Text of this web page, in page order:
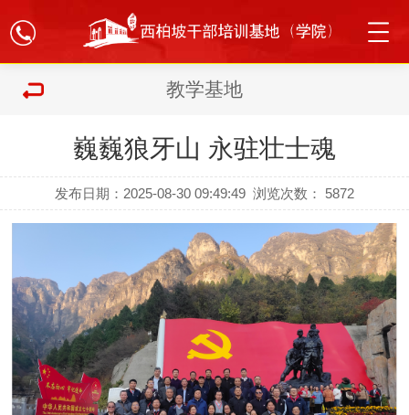
教学基地
巍巍狼牙山 永驻壮士魂
发布日期：2025-08-30 09:49:49 浏览次数： 5872